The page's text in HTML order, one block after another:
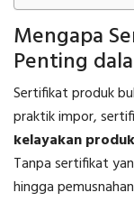
Mengapa
Penting
Sertifikat produk
praktik impor,
kelayakan produk
Tanpa sertifikat
hingga